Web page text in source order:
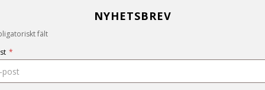
NYHETSBREV
fält
*